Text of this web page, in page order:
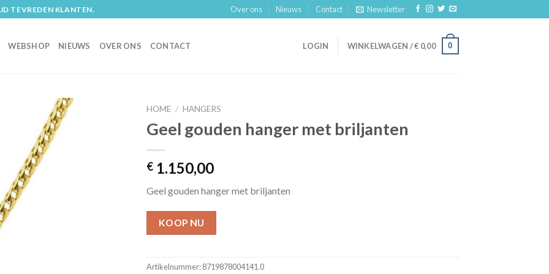
TEVREDEN KLANTEN. Over ons Nieuws Contact Newsletter
WEBSHOP NIEUWS OVER ONS CONTACT LOGIN WINKELWAGEN /€ 0,00 0
HOME / HANGERS
Geel gouden hanger met briljanten
€ 1.150,00
Geel gouden hanger met briljanten
KOOP NU
Artikelnummer:8719878004141.0